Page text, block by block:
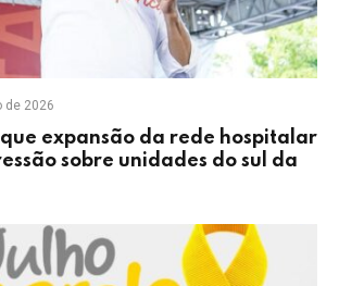
de 2026
expansão da rede hospitalar
sobre unidades do sul da